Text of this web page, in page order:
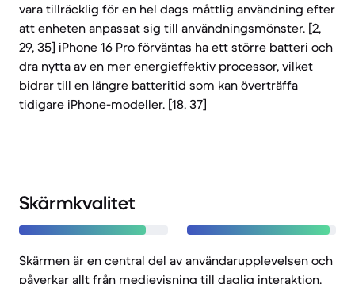
vara tillräcklig för en hel dags måttlig användning efter
att enheten anpassat sig till användningsmönster. [2,
29, 35] iPhone 16 Pro förväntas ha ett större batteri och
dra nytta av en mer energieffektiv processor, vilket
bidrar till en längre batteritid som kan överträffa
tidigare iPhone-modeller. [18, 37]
Skärmkvalitet
Skärmen är en central del av användarupplevelsen och
påverkar allt från medievisning till daglig interaktion.